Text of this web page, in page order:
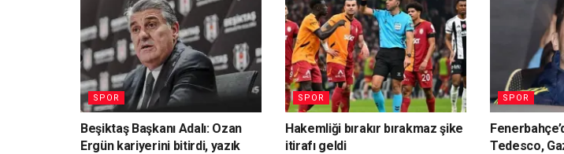
SPOR
Beşiktaş Başkanı Adalı: Ozan
Ergün kariyerini bitirdi, yazık
SPOR
Hakemliği bırakır bırakmaz şike
itirafı geldi
SPOR
Tedesco,